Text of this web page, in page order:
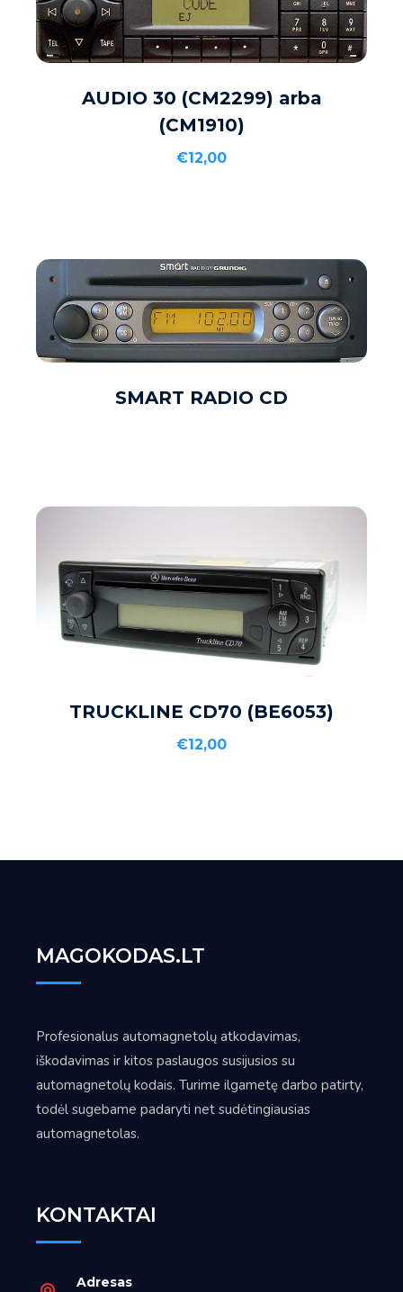
Į KREPŠELĮ
AUDIO 30 (CM2299) arba
(CM1910)
€12,00
DAUGIAU
SMART RADIO CD
Į KREPŠELĮ
TRUCKLINE CD70 (BE6053)
€12,00
MAGOKODAS.LT
Profesionalus automagnetolų atkodavimas,
iškodavimas ir kitos paslaugos susijusios su
automagnetolų kodais. Turime ilgametę darbo patirty,
todėl sugebame padaryti net sudėtingiausias
automagnetolas.
KONTAKTAI
Adresas